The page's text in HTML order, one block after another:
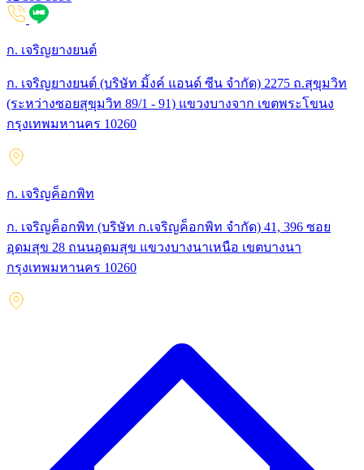
ก. เจริญยางยนต์
ก. เจริญยางยนต์ (บริษัท มิ้งค์ แอนด์ ซีน จำกัด) 2275 ถ.สุขุมวิท
(ระหว่างซอยสุขุมวิท 89/1 - 91) แขวงบางจาก เขตพระโขนง
กรุงเทพมหานคร 10260
ก. เจริญค็อกพิท
ก. เจริญค็อกพิท (บริษัท ก.เจริญค็อกพิท จำกัด) 41, 396 ซอย
อุดมสุข 28 ถนนอุดมสุข แขวงบางนาเหนือ เขตบางนา
กรุงเทพมหานคร 10260